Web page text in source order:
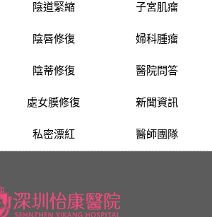
陰道緊縮
陰唇修復
陰蒂修復
處女膜修復
私密漂紅
子宮肌瘤
婦科腫瘤
醫院問答
新聞資訊
醫師團隊